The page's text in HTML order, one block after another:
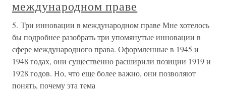
международном праве
5. Три инновации в международном праве Мне хотелось
бы подробнее разобрать три упомянутые инновации в
сфере международного права. Оформленные в 1945 и
1948 годах, они существенно расширили позиции 1919 и
1928 годов. Но, что еще более важно, они позволяют
понять, почему эта тема